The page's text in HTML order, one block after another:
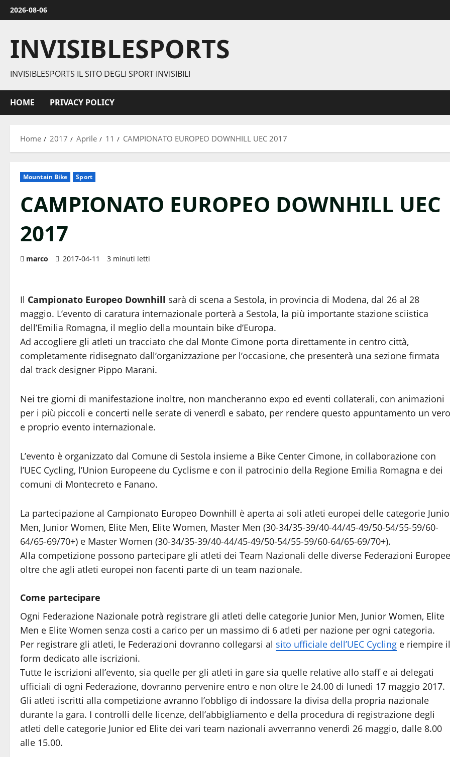
Vai
al
2026-08-06
INVISIBLESPORTS
INVISIBLESPORTS IL SITO DEGLI SPORT INVISIBILI
HOME PRIVACY POLICY
Home 2017 Aprile 11 CAMPIONATO EUROPEO DOWNHILL UEC 2017
Mountain Bike Sport
CAMPIONATO EUROPEO DOWNHILL UEC
2017
marco 2017-04-11 3 minuti letti
Il Campionato Europeo Downhill sarà di scena a Sestola, in provincia di Modena, dal 26 al 28
maggio. L’evento di caratura internazionale porterà a Sestola, la più importante stazione sciistica
dell’Emilia Romagna, il meglio della mountain bike d’Europa.
Ad accogliere gli atleti un tracciato che dal Monte Cimone porta direttamente in centro città,
completamente ridisegnato dall’organizzazione per l’occasione, che presenterà una sezione firmata
dal track designer Pippo Marani.
Nei tre giorni di manifestazione inoltre, non mancheranno expo ed eventi collaterali, con animazioni
per i più piccoli e concerti nelle serate di venerdì e sabato, per rendere questo appuntamento un vero
e proprio evento internazionale.
L’evento è organizzato dal Comune di Sestola insieme a Bike Center Cimone, in collaborazione con
l’UEC Cycling, l’Union Europeene du Cyclisme e con il patrocinio della Regione Emilia Romagna e dei
comuni di Montecreto e Fanano.
La partecipazione al Campionato Europeo Downhill è aperta ai soli atleti europei delle categorie
Men, Junior Women, Elite Men, Elite Women, Master Men (30-34/35-39/40-44/45-49/50-54/55-59/60-
64/65-69/70+) e Master Women (30-34/35-39/40-44/45-49/50-54/55-59/60-64/65-69/70+).
Alla competizione possono partecipare gli atleti dei Team Nazionali delle diverse Federazioni Europee
oltre che agli atleti europei non facenti parte di un team nazionale.
Come partecipare
Ogni Federazione Nazionale potrà registrare gli atleti delle categorie Junior Men, Junior Women, Elite
Men e Elite Women senza costi a carico per un massimo di 6 atleti per nazione per ogni categoria.
Per registrare gli atleti, le Federazioni dovranno collegarsi al sito ufficiale dell’UEC Cycling e riempire il
form dedicato alle iscrizioni.
Tutte le iscrizioni all’evento, sia quelle per gli atleti in gare sia quelle relative allo staff e ai delegati
ufficiali di ogni Federazione, dovranno pervenire entro e non oltre le 24.00 di lunedì 17 maggio 2017.
Gli atleti iscritti alla competizione avranno l’obbligo di indossare la divisa della propria nazionale
durante la gara. I controlli delle licenze, dell’abbigliamento e della procedura di registrazione degli
atleti delle categorie Junior ed Elite dei vari team nazionali avverranno venerdì 26 maggio, dalle 8.00
alle 15.00.